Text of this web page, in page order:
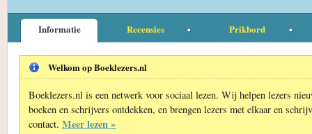
Informatie Recensies Prikbord
Welkom op Boeklezers.nl
Boeklezers.nl is een netwerk voor sociaal lezen. Wij helpen lezers
boeken en schrijvers ontdekken, en brengen lezers met elkaar en
contact. Meer lezen »